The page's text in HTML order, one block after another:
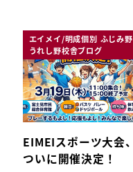
エイメイ/明成個別 ふじみ野
うれし野校舎ブログ
EIMEIスポーツ大会、
ついに開催決定！